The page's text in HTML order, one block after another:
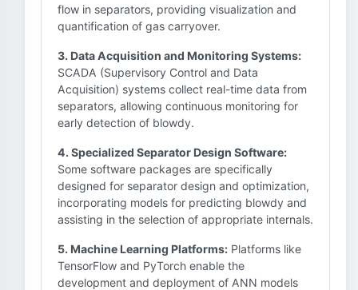
flow in separators, providing visualization and
quantification of gas carryover.
3. Data Acquisition and Monitoring Systems:
SCADA (Supervisory Control and Data
Acquisition) systems collect real-time data from
separators, allowing continuous monitoring for
early detection of blowdy.
4. Specialized Separator Design Software:
Some software packages are specifically
designed for separator design and optimization,
incorporating models for predicting blowdy and
assisting in the selection of appropriate internals.
5. Machine Learning Platforms: Platforms like
TensorFlow and PyTorch enable the
development and deployment of ANN models